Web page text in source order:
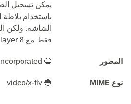
باستخدام
الشاشة. ولكن
فقط مع Flash Player 8.
المطور 🔵 Adobe Systems Incorporated
نوع MIME 🔵 video/x-flv